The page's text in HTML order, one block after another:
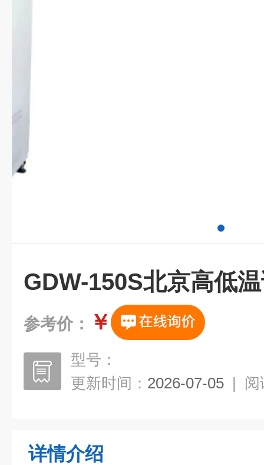
GDW-150S北京高低
参考价： ￥
型号：
更新时间： 2026-07-05 | 阅
详情介绍